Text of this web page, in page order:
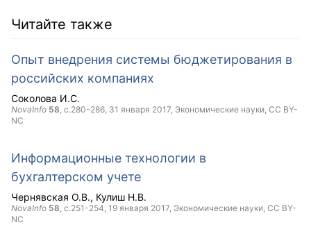
Читайте также
Опыт внедрения системы бюджетирования в
российских компаниях
Соколова И.С.
NovaInfo 58, с.280-286, 31 января 2017, Экономические науки, CC BY-
NC
Информационные технологии в
бухгалтерском учете
Чернявская О.В. Кулиш Н.В.
NovaInfo 58, с.251-254, 19 января 2017, Экономические науки, CC BY-
NC